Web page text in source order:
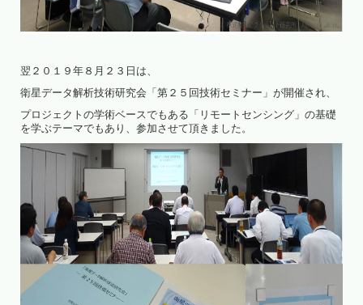
翌２０１９年８月２３日は、
衛星データ解析技術研究会「第２５回技術セミナー」が開催され、
プロジェクトの学術ベースでもある「リモートセンシング」の基礎
を学ぶテーマでもあり、参加させて頂きました。